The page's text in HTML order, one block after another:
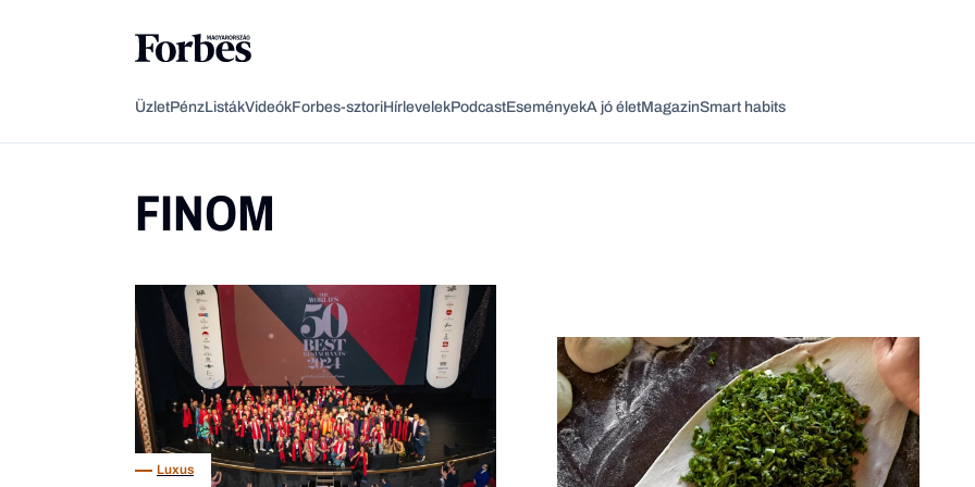
Vagy fedezze fel a következő témákat
Üzlet Pénz Zöld Legyél jobb!
ÜzletPénzListákVideókForbes-sztoriHírlevelekPodcastEseményekA jó életMagazinSmart habits
FINOM
Luxus